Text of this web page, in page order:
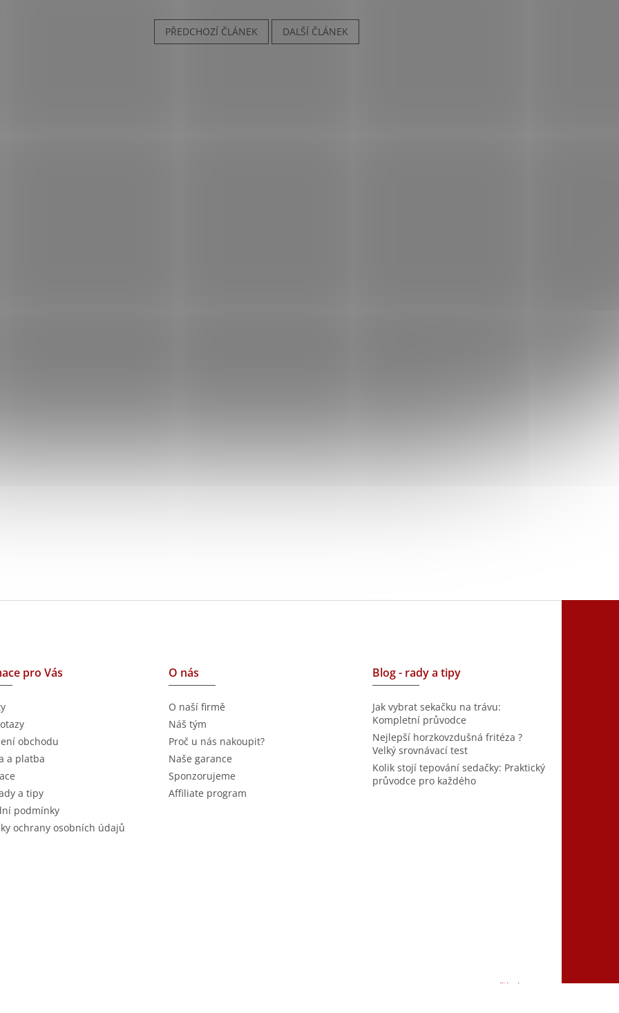
PŘEDCHOZÍ ČLÁNEK DALŠÍ ČLÁNEK
pro Vás
obchodu
a platba
a tipy
podmínky
ochrany osobních údajů
O nás
O naší firmě
Náš tým
Proč u nás nakoupit?
Naše garance
Sponzorujeme
Affiliate program
Blog - rady a tipy
Jak vybrat sekačku na trávu:
Kompletní průvodce
Nejlepší horzkovzdušná fritéza ?
Velký srovnávací test
Kolik stojí tepování sedačky: Praktický
průvodce pro každého
Vytvořil Shoptet